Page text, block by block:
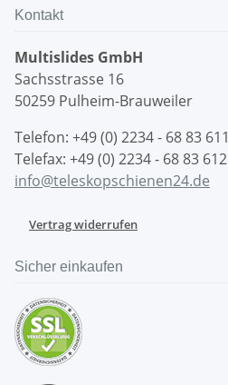
Kontakt
Multislides GmbH
Sachsstrasse 16
50259 Pulheim-Brauweiler
Telefon: +49 (0) 2234 - 68 83 611
Telefax: +49 (0) 2234 - 68 83 612
info@teleskopschienen24.de
Vertrag widerrufen
Sicher einkaufen